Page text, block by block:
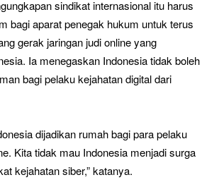
sindikat internasional itu harus
bagi aparat penegak hukum untuk terus
gerak jaringan judi online yang
Ia menegaskan Indonesia tidak boleh
bagi pelaku kejahatan digital dari
dijadikan rumah bagi para pelaku
Kita tidak mau Indonesia menjadi surga
kejahatan siber,” katanya.